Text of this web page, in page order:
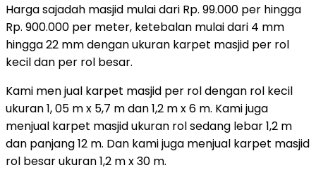
Harga sajadah masjid mulai dari Rp. 99.000 per hingga
Rp. 900.000 per meter, ketebalan mulai dari 4 mm
hingga 22 mm dengan ukuran karpet masjid per rol
kecil dan per rol besar.
Kami men jual karpet masjid per rol dengan rol kecil
ukuran 1, 05 m x 5,7 m dan 1,2 m x 6 m. Kami juga
menjual karpet masjid ukuran rol sedang lebar 1,2 m
dan panjang 12 m. Dan kami juga menjual karpet masjid
rol besar ukuran 1,2 m x 30 m.